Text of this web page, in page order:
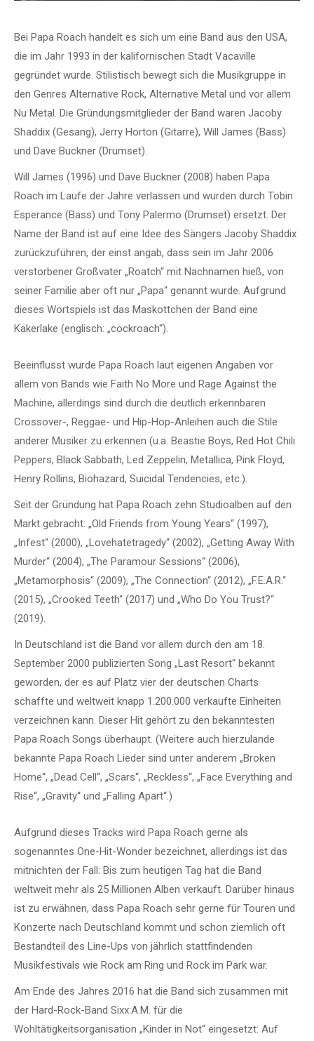
Bei Papa Roach handelt es sich um eine Band aus den USA,
die im Jahr 1993 in der kalifornischen Stadt Vacaville
gegründet wurde. Stilistisch bewegt sich die Musikgruppe in
den Genres Alternative Rock, Alternative Metal und vor allem
Nu Metal. Die Gründungsmitglieder der Band waren Jacoby
Shaddix (Gesang), Jerry Horton (Gitarre), Will James (Bass)
und Dave Buckner (Drumset).
Will James (1996) und Dave Buckner (2008) haben Papa
Roach im Laufe der Jahre verlassen und wurden durch Tobin
Esperance (Bass) und Tony Palermo (Drumset) ersetzt. Der
Name der Band ist auf eine Idee des Sängers Jacoby Shaddix
zurückzuführen, der einst angab, dass sein im Jahr 2006
verstorbener Großvater „Roatch“ mit Nachnamen hieß, von
seiner Familie aber oft nur „Papa“ genannt wurde. Aufgrund
dieses Wortspiels ist das Maskottchen der Band eine
Kakerlake (englisch: „cockroach“).
Beeinflusst wurde Papa Roach laut eigenen Angaben vor
allem von Bands wie Faith No More und Rage Against the
Machine, allerdings sind durch die deutlich erkennbaren
Crossover-, Reggae- und Hip-Hop-Anleihen auch die Stile
anderer Musiker zu erkennen (u.a. Beastie Boys, Red Hot Chili
Peppers, Black Sabbath, Led Zeppelin, Metallica, Pink Floyd,
Henry Rollins, Biohazard, Suicidal Tendencies, etc.).
Seit der Gründung hat Papa Roach zehn Studioalben auf den
Markt gebracht: „Old Friends from Young Years“ (1997),
„Infest“ (2000), „Lovehatetragedy“ (2002), „Getting Away With
Murder“ (2004), „The Paramour Sessions“ (2006),
„Metamorphosis“ (2009), „The Connection“ (2012), „F.E.A.R.“
(2015), „Crooked Teeth“ (2017) und „Who Do You Trust?“
(2019).
In Deutschland ist die Band vor allem durch den am 18.
September 2000 publizierten Song „Last Resort“ bekannt
geworden, der es auf Platz vier der deutschen Charts
schaffte und weltweit knapp 1.200.000 verkaufte Einheiten
verzeichnen kann. Dieser Hit gehört zu den bekanntesten
Papa Roach Songs überhaupt. (Weitere auch hierzulande
bekannte Papa Roach Lieder sind unter anderem „Broken
Home“, „Dead Cell“, „Scars“, „Reckless“, „Face Everything and
Rise“, „Gravity“ und „Falling Apart“.)
Aufgrund dieses Tracks wird Papa Roach gerne als
sogenanntes One-Hit-Wonder bezeichnet, allerdings ist das
mitnichten der Fall: Bis zum heutigen Tag hat die Band
weltweit mehr als 25 Millionen Alben verkauft. Darüber hinaus
ist zu erwähnen, dass Papa Roach sehr gerne für Touren und
Konzerte nach Deutschland kommt und schon ziemlich oft
Bestandteil des Line-Ups von jährlich stattfindenden
Musikfestivals wie Rock am Ring und Rock im Park war.
Am Ende des Jahres 2016 hat die Band sich zusammen mit
der Hard-Rock-Band Sixx:A.M. für die
Wohltätigkeitsorganisation „Kinder in Not“ eingesetzt: Auf